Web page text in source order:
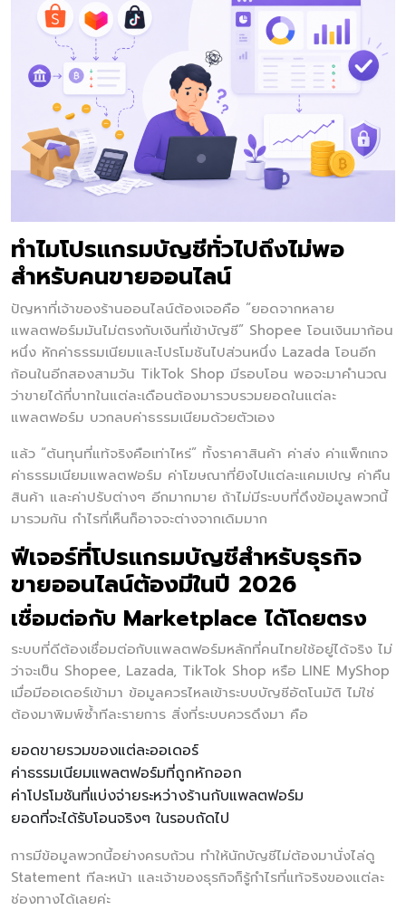
ทำไมโปรแกรมบัญชีทั่วไปถึงไม่พอ
สำหรับคนขายออนไลน์
ปัญหาที่เจ้าของร้านออนไลน์ต้องเจอคือ “ยอดจากหลาย
แพลตฟอร์มมันไม่ตรงกับเงินที่เข้าบัญชี” Shopee โอนเงินมาก้อน
หนึ่ง หักค่าธรรมเนียมและโปรโมชันไปส่วนหนึ่ง Lazada โอนอีก
ก้อนในอีกสองสามวัน TikTok Shop มีรอบโอน พอจะมาคำนวณ
ว่าขายได้กี่บาทในแต่ละเดือนต้องมารวบรวมยอดในแต่ละ
แพลตฟอร์ม บวกลบค่าธรรมเนียมด้วยตัวเอง
แล้ว “ต้นทุนที่แท้จริงคือเท่าไหร่” ทั้งราคาสินค้า ค่าส่ง ค่าแพ็กเกจ
ค่าธรรมเนียมแพลตฟอร์ม ค่าโฆษณาที่ยิงไปแต่ละแคมเปญ ค่าคืน
สินค้า และค่าปรับต่างๆ อีกมากมาย ถ้าไม่มีระบบที่ดึงข้อมูลพวกนี้
มารวมกัน กำไรที่เห็นก็อาจจะต่างจากเดิมมาก
ฟีเจอร์ที่โปรแกรมบัญชีสำหรับธุรกิจ
ขายออนไลน์ต้องมีในปี 2026
เชื่อมต่อกับ Marketplace ได้โดยตรง
ระบบที่ดีต้องเชื่อมต่อกับแพลตฟอร์มหลักที่คนไทยใช้อยู่ได้จริง ไม่
ว่าจะเป็น Shopee, Lazada, TikTok Shop หรือ LINE MyShop
เมื่อมีออเดอร์เข้ามา ข้อมูลควรไหลเข้าระบบบัญชีอัตโนมัติ ไม่ใช่
ต้องมาพิมพ์ซ้ำทีละรายการ สิ่งที่ระบบควรดึงมา คือ
ยอดขายรวมของแต่ละออเดอร์
ค่าธรรมเนียมแพลตฟอร์มที่ถูกหักออก
ค่าโปรโมชันที่แบ่งจ่ายระหว่างร้านกับแพลตฟอร์ม
ยอดที่จะได้รับโอนจริงๆ ในรอบถัดไป
การมีข้อมูลพวกนี้อย่างครบถ้วน ทำให้นักบัญชีไม่ต้องมานั่งไล่ดู
Statement ทีละหน้า และเจ้าของธุรกิจก็รู้กำไรที่แท้จริงของแต่ละ
ช่องทางได้เลยค่ะ